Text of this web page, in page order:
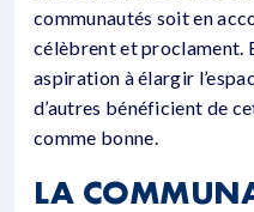
communautés soit en
célèbrent et proclament.
aspiration à élargir
d’autres bénéficient de
comme bonne.
LA